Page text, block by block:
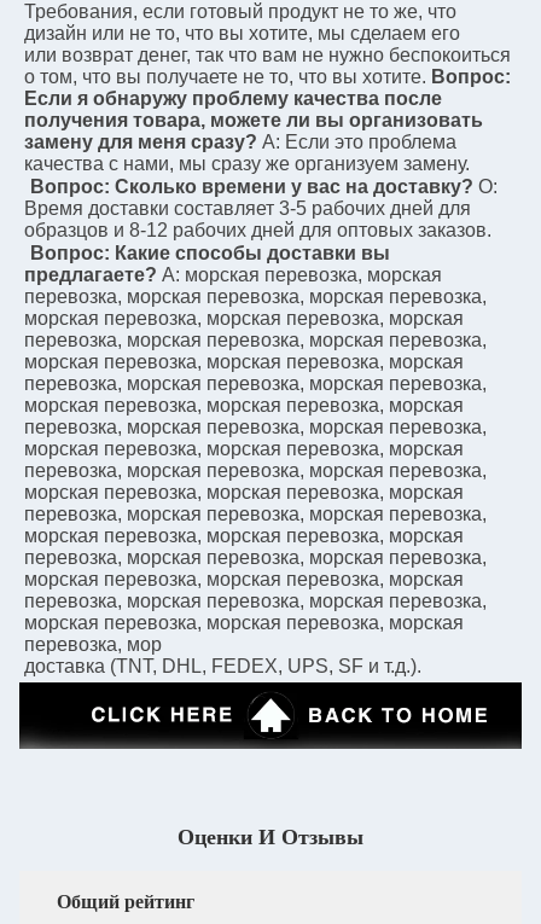
Требования, если готовый продукт не то же, что
дизайн или не то, что вы хотите, мы сделаем его
или возврат денег, так что вам не нужно беспокоиться
о том, что вы получаете не то, что вы хотите. Вопрос:
Если я обнаружу проблему качества после
получения товара, можете ли вы организовать
замену для меня сразу? A: Если это проблема
качества с нами, мы сразу же организуем замену.
Вопрос: Сколько времени у вас на доставку? О:
Время доставки составляет 3-5 рабочих дней для
образцов и 8-12 рабочих дней для оптовых заказов.
Вопрос: Какие способы доставки вы
предлагаете? A: морская перевозка, морская
перевозка, морская перевозка, морская перевозка,
морская перевозка, морская перевозка, морская
перевозка, морская перевозка, морская перевозка,
морская перевозка, морская перевозка, морская
перевозка, морская перевозка, морская перевозка,
морская перевозка, морская перевозка, морская
перевозка, морская перевозка, морская перевозка,
морская перевозка, морская перевозка, морская
перевозка, морская перевозка, морская перевозка,
морская перевозка, морская перевозка, морская
перевозка, морская перевозка, морская перевозка,
морская перевозка, морская перевозка, морская
перевозка, морская перевозка, морская перевозка,
морская перевозка, морская перевозка, морская
перевозка, морская перевозка, морская перевозка,
морская перевозка, морская перевозка, морская
перевозка, мор
доставка (TNT, DHL, FEDEX, UPS, SF и т.д.).
Оценки И Отзывы
Общий рейтинг